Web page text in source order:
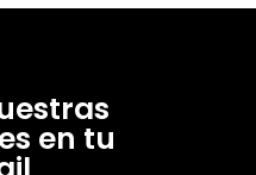
en tu